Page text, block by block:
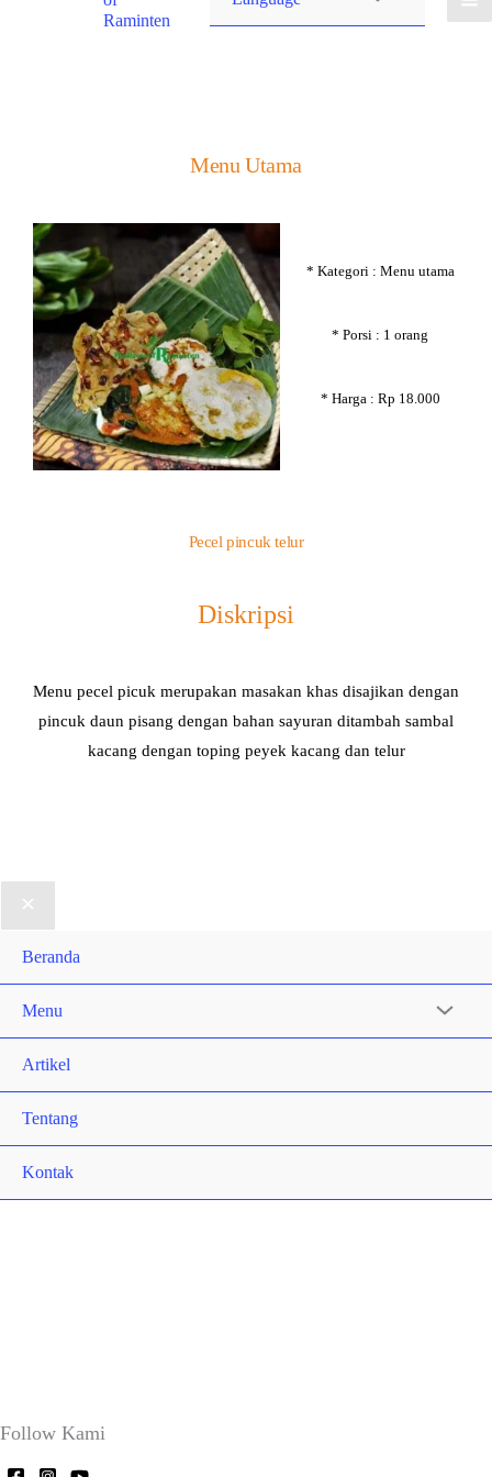
Raminten
Menu Utama
* Kategori : Menu utama
* Porsi : 1 orang
* Harga : Rp 18.000
Pecel pincuk telur
Diskripsi
Menu pecel picuk merupakan masakan khas disajikan dengan
pincuk daun pisang dengan bahan sayuran ditambah sambal
kacang dengan toping peyek kacang dan telur
Beranda
Menu
Artikel
Tentang
Kontak
Follow Kami